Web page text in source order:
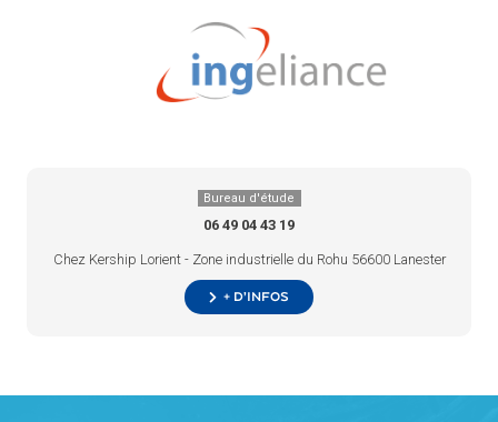
Bureau d'étude
06 49 04 43 19
Chez Kership Lorient - Zone industrielle du Rohu 56600 Lanester
+ d’infos